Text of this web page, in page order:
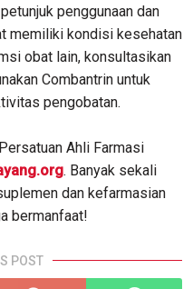
penggunaan dan
memiliki kondisi kesehatan
obat lain, konsultasikan
Combantrin untuk
pengobatan.
Ahli Farmasi
. Banyak sekali
dan kefarmasian
bermanfaat!
POST